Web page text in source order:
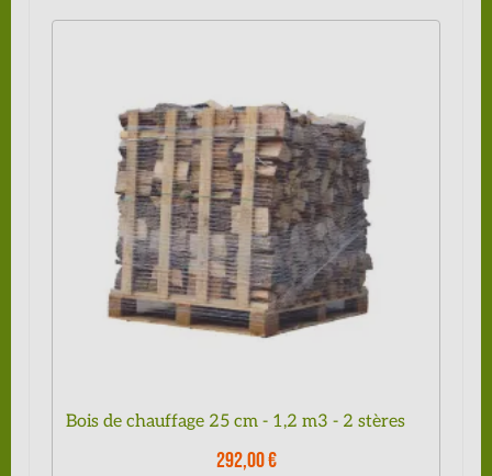
Bois de chauffage 25 cm - 1,2 m3 - 2 stères
292,00 €